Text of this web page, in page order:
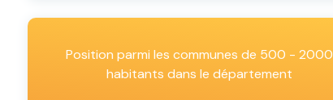
Position parmi les communes de 500 - 2000
habitants dans le département